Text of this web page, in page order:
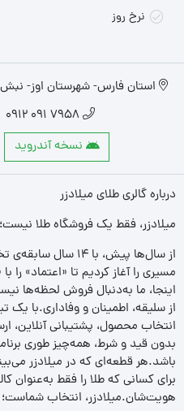
نرخ روز
استان فارس- شهرستان اوز-
7958 091 0912
نسخه آندروید
درباره گالری طلای میلادزر
میلادزر، فقط یک فروشگاه طلا
از سال‌ها پیش، با
مسیری را آغاز کردیم تا «اعتماد» را
اینجا، ما به‌دنبال فروش لحظه‌ها
از سلیقه، اطمینان و وفاداری.با یک
انتخاب محصول، پشتیبانی
بدون قید و شرط، همه‌چیز طوری
باشد.هر قطعه‌ای که در میلادزر
برای کسانی که طلا را فقط به‌عنوان
هویت‌شان.میلادزر، انتخاب